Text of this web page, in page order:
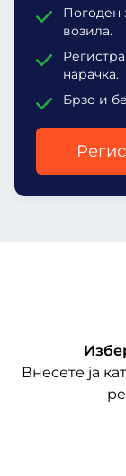
Погоден
возила.
нарачка.
Брзо и
Внесете ја